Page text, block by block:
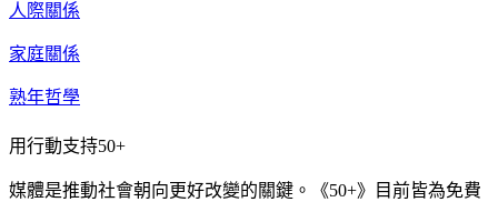
人際關係
家庭關係
熟年哲學
用行動支持50+
媒體是推動社會朝向更好改變的關鍵。《50+》目前皆為免費